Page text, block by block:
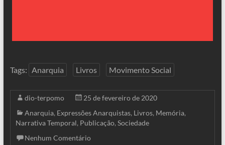
Tags: Anarquia Livros Movimento Social
dio-terpomo
25 de fevereiro de 2020
Anarquia, Expressões Anarquistas, Livros, Memória,
Narrativa Temporal, Publicação, Sociedade
Nenhum Comentário